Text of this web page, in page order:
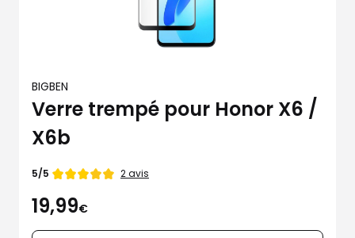
BIGBEN
Verre trempé pour Honor X6 /
X6b
Note
5/5 2 avis
19,99€